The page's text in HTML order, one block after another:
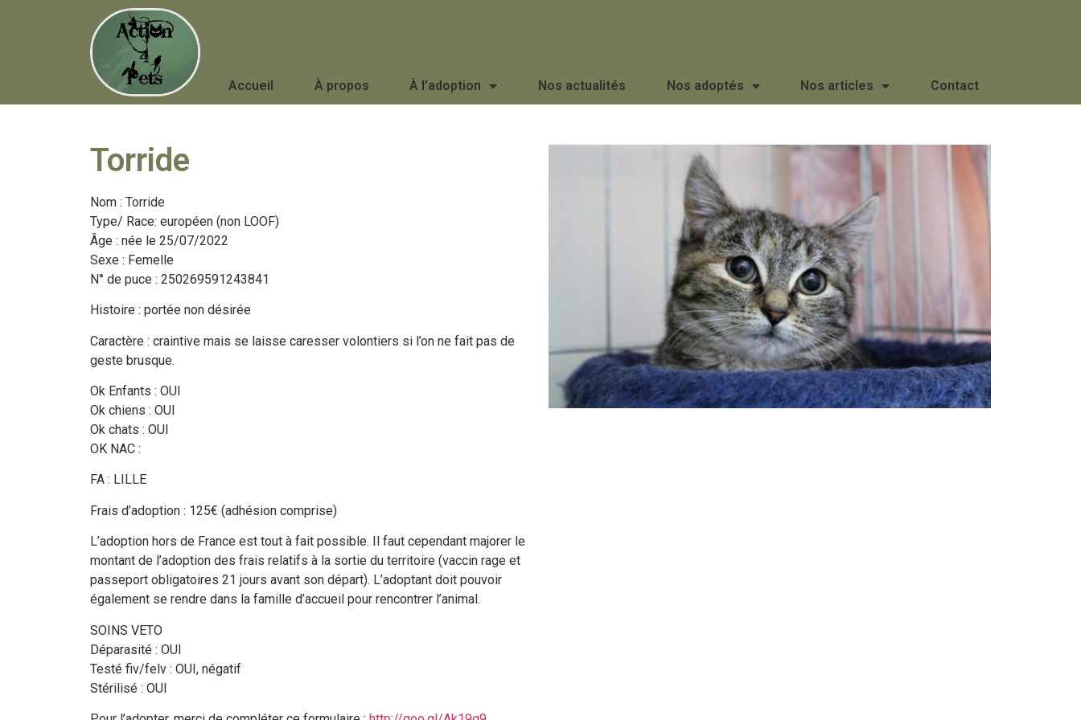
Accueil À propos À l’adoption Nos actualités Nos adoptés Nos articles Contact
Torride
Nom : Torride
Type/ Race: européen (non LOOF)
Âge : née le 25/07/2022
Sexe : Femelle
N° de puce : 250269591243841
Histoire : portée non désirée
Caractère : craintive mais se laisse caresser volontiers si l’on ne fait pas de
geste brusque.
Ok Enfants : OUI
Ok chiens : OUI
Ok chats : OUI
OK NAC :
FA : LILLE
Frais d’adoption : 125€ (adhésion comprise)
L’adoption hors de France est tout à fait possible. Il faut cependant majorer le
montant de l’adoption des frais relatifs à la sortie du territoire (vaccin rage et
passeport obligatoires 21 jours avant son départ). L’adoptant doit pouvoir
également se rendre dans la famille d’accueil pour rencontrer l’animal.
SOINS VETO
Déparasité : OUI
Testé fiv/felv : OUI, négatif
Stérilisé : OUI